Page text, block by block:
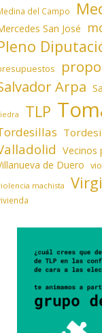
del Campo
San José
Arpa
TLP
Vecinos
de Duero
machista